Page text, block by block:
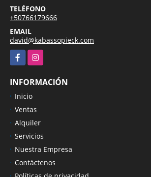
TELÉFONO
+50766179666
EMAIL
david@kabassopieck.com
FacebookInstagram
INFORMACIÓN
Inicio
Ventas
Alquiler
Servicios
Nuestra Empresa
Contáctenos